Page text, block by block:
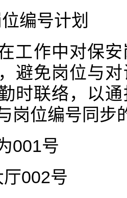
编号计划
工作中对保
避免岗位与
时联络，以
岗位编号同步
001号
002号